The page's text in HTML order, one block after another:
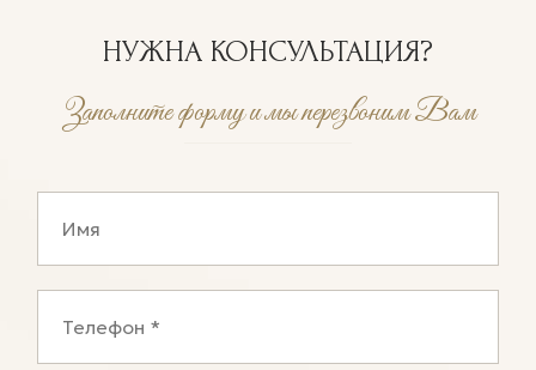
НУЖНА КОНСУЛЬТАЦИЯ?
Заполните форму и мы перезвоним Вам